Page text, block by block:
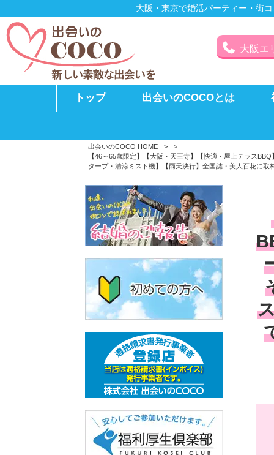
大阪・東京で婚活パーティー・街
大阪エ
トップ 出会いのCOCOとは
出会いのCOCO HOME >
>
【46～65歳限定】【大阪・天王寺】【快適・屋上テラス
タープ・清涼ミスト機】【雨天決行】全国誌・美人百花に